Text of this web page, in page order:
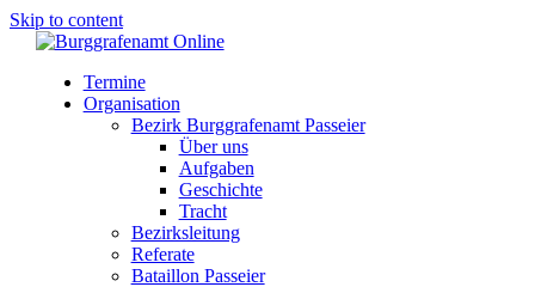
Skip to content
Termine
Organisation
Bezirk Burggrafenamt Passeier
Über uns
Aufgaben
Geschichte
Tracht
Bezirksleitung
Referate
Bataillon Passeier